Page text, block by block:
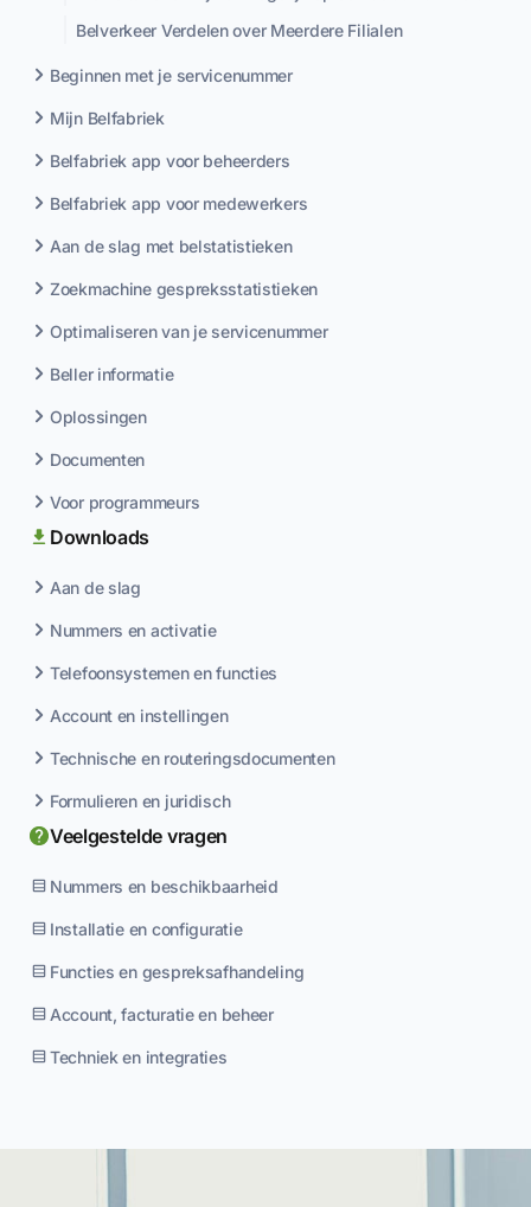
Belverkeer Verdelen over Meerdere Filialen
Beginnen met je servicenummer
Mijn Belfabriek
Belfabriek app voor beheerders
Belfabriek app voor medewerkers
Aan de slag met belstatistieken
Zoekmachine gespreksstatistieken
Optimaliseren van je servicenummer
Beller informatie
Oplossingen
Documenten
Voor programmeurs
Downloads
Aan de slag
Nummers en activatie
Telefoonsystemen en functies
Account en instellingen
Technische en routeringsdocumenten
Formulieren en juridisch
Veelgestelde vragen
Nummers en beschikbaarheid
Installatie en configuratie
Functies en gespreksafhandeling
Account, facturatie en beheer
Techniek en integraties